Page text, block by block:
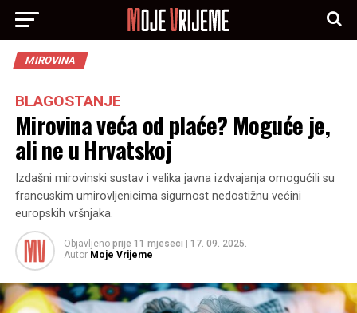
MIROVINA
BLAGOSTANJE
Mirovina veća od plaće? Moguće je,
ali ne u Hrvatskoj
Izdašni mirovinski sustav i velika javna izdvajanja omogućili su
francuskim umirovljenicima sigurnost nedostižnu većini
europskih vršnjaka.
Objavljeno prije 11 mjeseci
17. 09. 2025.
Autor Moje Vrijeme